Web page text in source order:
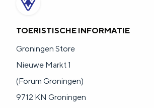
TOERISTISCHE INFORMATIE
Groningen Store
Nieuwe Markt 1
(Forum Groningen)
9712 KN Groningen